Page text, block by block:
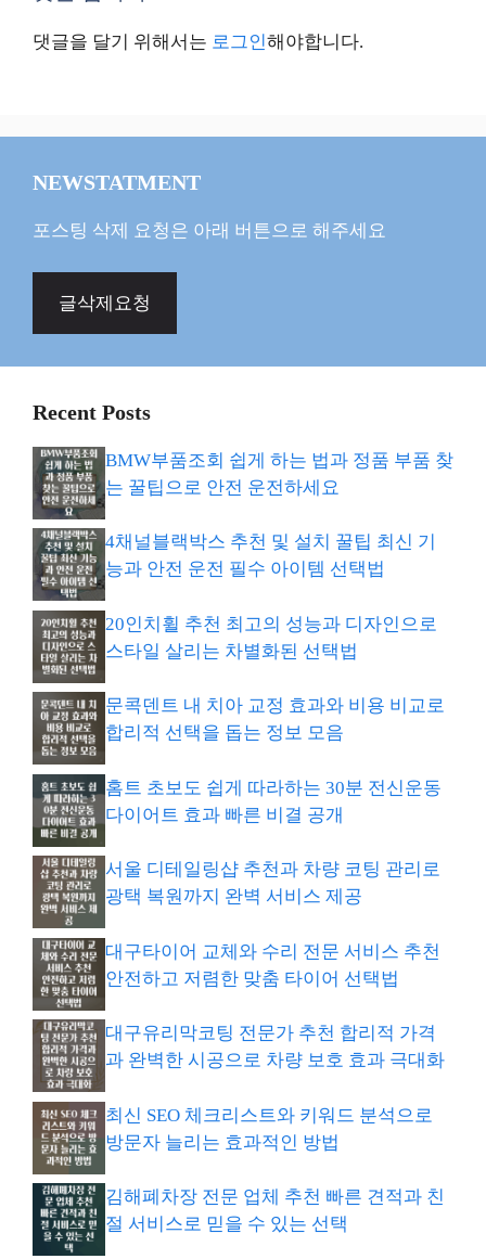
댓글을 달기 위해서는 로그인해야합니다.
NEWSTATMENT
포스팅 삭제 요청은 아래 버튼으로 해주세요
글삭제요청
Recent Posts
BMW부품조회 쉽게 하는 법과 정품 부품 찾
는 꿀팁으로 안전 운전하세요
4채널블랙박스 추천 및 설치 꿀팁 최신 기
능과 안전 운전 필수 아이템 선택법
20인치휠 추천 최고의 성능과 디자인으로
스타일 살리는 차별화된 선택법
문콕덴트 내 치아 교정 효과와 비용 비교로
합리적 선택을 돕는 정보 모음
홈트 초보도 쉽게 따라하는 30분 전신운동
다이어트 효과 빠른 비결 공개
서울 디테일링샵 추천과 차량 코팅 관리로
광택 복원까지 완벽 서비스 제공
대구타이어 교체와 수리 전문 서비스 추천
안전하고 저렴한 맞춤 타이어 선택법
대구유리막코팅 전문가 추천 합리적 가격
과 완벽한 시공으로 차량 보호 효과 극대화
최신 SEO 체크리스트와 키워드 분석으로
방문자 늘리는 효과적인 방법
김해폐차장 전문 업체 추천 빠른 견적과 친
절 서비스로 믿을 수 있는 선택